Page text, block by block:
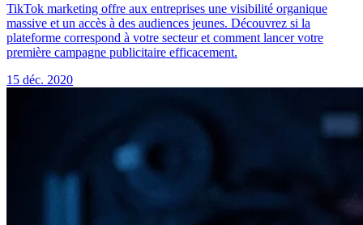
TikTok marketing offre aux entreprises une visibilité organique
massive et un accès à des audiences jeunes. Découvrez si la
plateforme correspond à votre secteur et comment lancer votre
première campagne publicitaire efficacement.
15 déc. 2020